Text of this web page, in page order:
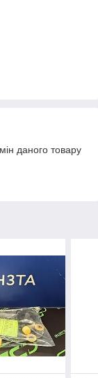
даного товару